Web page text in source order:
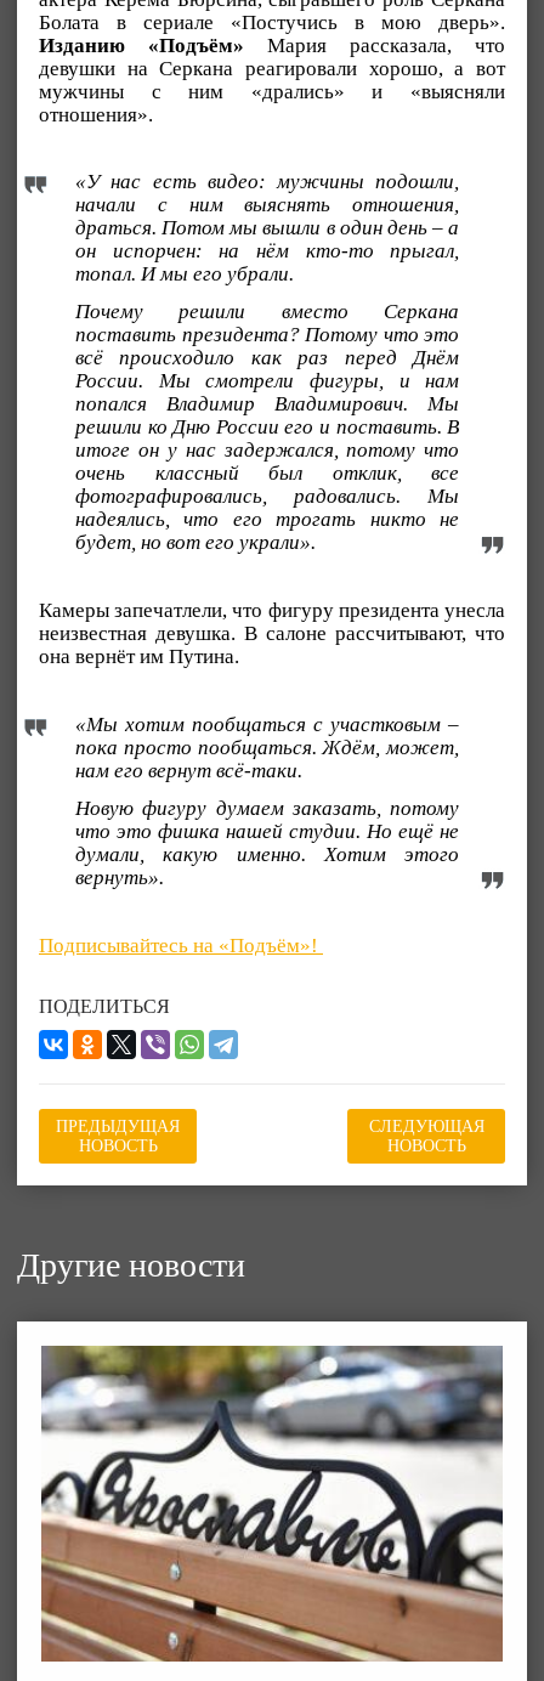
Болата в сериале «Постучись в мою дверь».
Изданию «Подъём» Мария рассказала, что
девушки на Серкана реагировали хорошо, а вот
мужчины с ним «дрались» и «выясняли
отношения».
«У нас есть видео: мужчины подошли,
начали с ним выяснять отношения,
драться. Потом мы вышли в один день – а
он испорчен: на нём кто-то прыгал,
топал. И мы его убрали.
Почему решили вместо Серкана
поставить президента? Потому что это
всё происходило как раз перед Днём
России. Мы смотрели фигуры, и нам
попался Владимир Владимирович. Мы
решили ко Дню России его и поставить. В
итоге он у нас задержался, потому что
очень классный был отклик, все
фотографировались, радовались. Мы
надеялись, что его трогать никто не
будет, но вот его украли».
Камеры запечатлели, что фигуру президента унесла
неизвестная девушка. В салоне рассчитывают, что
она вернёт им Путина.
«Мы хотим пообщаться с участковым –
пока просто пообщаться. Ждём, может,
нам его вернут всё-таки.
Новую фигуру думаем заказать, потому
что это фишка нашей студии. Но ещё не
думали, какую именно. Хотим этого
вернуть».
Подписывайтесь на «Подъём»!
ПОДЕЛИТЬСЯ
ПРЕДЫДУЩАЯ
НОВОСТЬ
СЛЕДУЮЩАЯ
НОВОСТЬ
Другие новости